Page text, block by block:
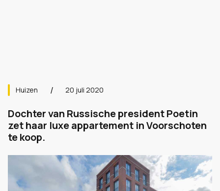
Huizen 20 juli 2020
Dochter van Russische president Poetin
zet haar luxe appartement in Voorschoten
te koop.